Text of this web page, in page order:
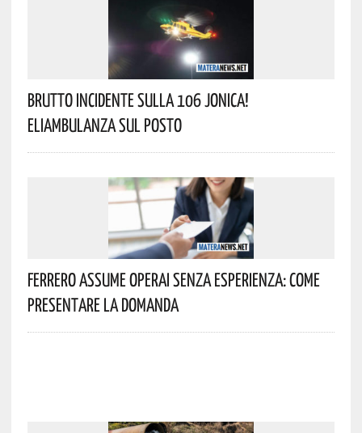
Brutto Incidente Sulla 106 Jonica!
Eliambulanza Sul Posto
Ferrero Assume Operai Senza Esperienza: Come
Presentare La Domanda